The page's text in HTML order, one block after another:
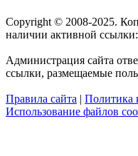
Copyright © 2008-2025.
наличии активной ссылки:
Администрация сайта
ссылки, размещаемые
Правила сайта | Политика
Использование файлов